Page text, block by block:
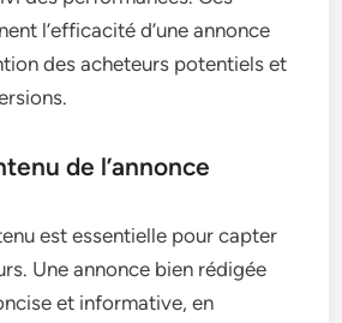
l’efficacité d’une annonce
des acheteurs potentiels et
de l’annonce
est essentielle pour capter
Une annonce bien rédigée
et informative, en